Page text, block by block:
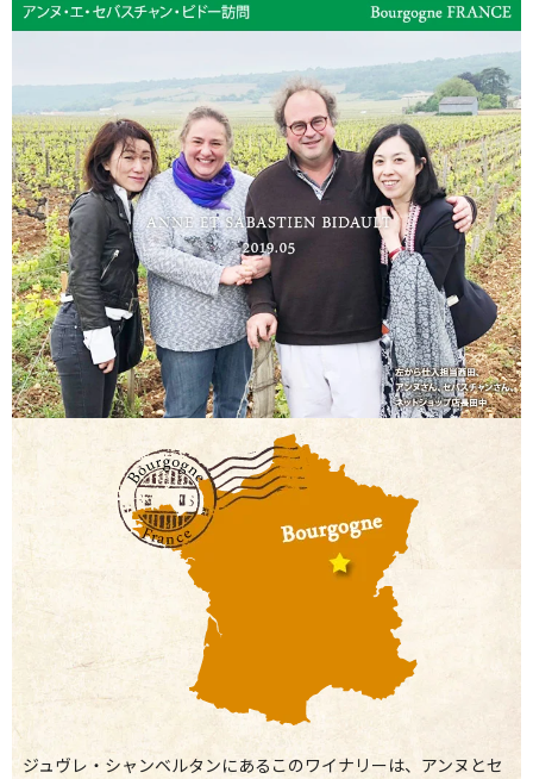
ジュヴレ・シャンベルタンにあるこのワイナリーは、アンヌとセ